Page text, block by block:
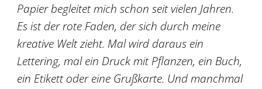
Papier begleitet mich schon seit vielen Jahren.
Es ist der rote Faden, der sich durch meine
kreative Welt zieht. Mal wird daraus ein
Lettering, mal ein Druck mit Pflanzen, ein Buch,
ein Etikett oder eine Grußkarte. Und manchmal